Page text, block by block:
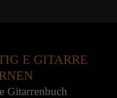
E GITARRE
Gitarrenbuch